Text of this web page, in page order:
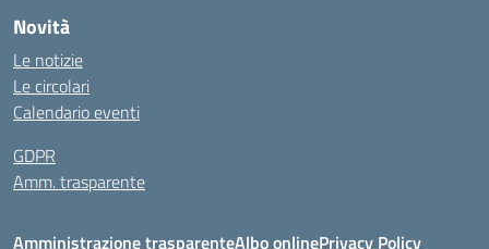
Novità
Le notizie
Le circolari
Calendario eventi
GDPR
Amm. trasparente
Amministrazione trasparenteAlbo onlinePrivacy Policy